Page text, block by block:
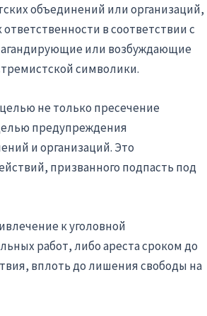
объединений или организаций,
в соответствии с
или возбуждающие
символики.
не только пресечение
предупреждения
и организаций. Это
призванного подпасть под
к уголовной
работ, либо ареста сроком до
вплоть до лишения свободы на